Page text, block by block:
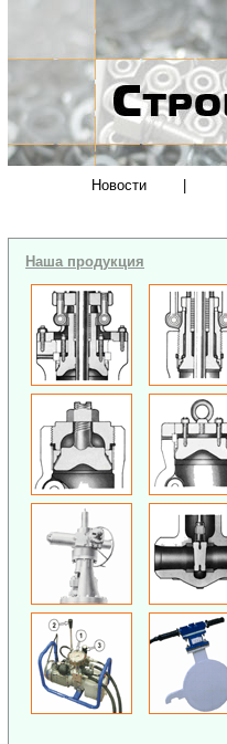
Новости
Наша продукция